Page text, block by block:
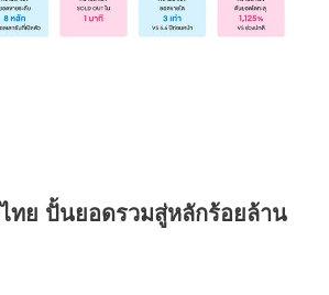
ทย ปั้นยอดรวมสู่หลักร้อยล้าน